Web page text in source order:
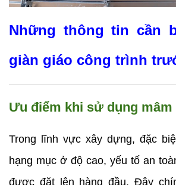
Những thông tin cần
giàn giáo công trình
Ưu điểm khi sử dụng mâm
Trong lĩnh vực xây dựng, đặc
hạng mục ở độ cao, yếu tố an
được đặt lên hàng đầu. Đây